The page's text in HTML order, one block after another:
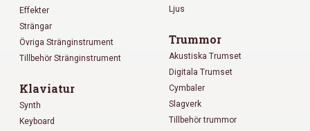
Effekter
Strängar
Övriga Stränginstrument
Tillbehör Stränginstrument
Klaviatur
Synth
Keyboard
Ljus
Trummor
Akustiska Trumset
Digitala Trumset
Cymbaler
Slagverk
Tillbehör trummor